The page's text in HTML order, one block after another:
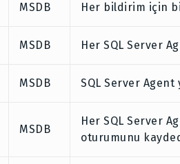
MSDB Her bildirim için
MSDB Her SQL Server
MSDB SQL Server
MSDB
Her SQL Server
oturumunu